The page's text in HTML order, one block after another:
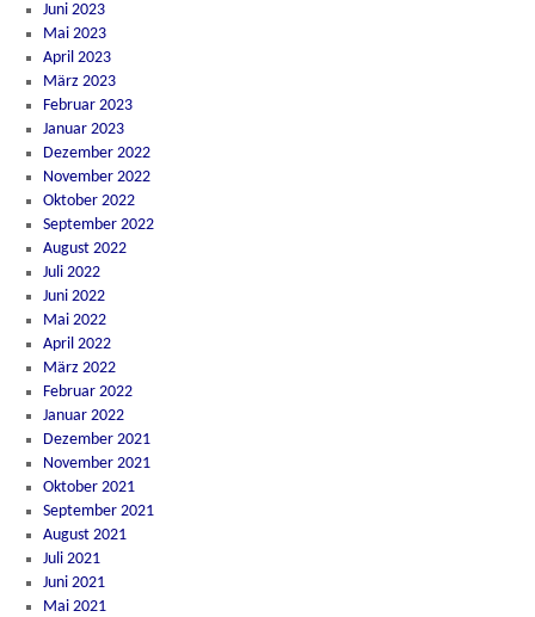
Juni 2023
Mai 2023
April 2023
März 2023
Februar 2023
Januar 2023
Dezember 2022
November 2022
Oktober 2022
September 2022
August 2022
Juli 2022
Juni 2022
Mai 2022
April 2022
März 2022
Februar 2022
Januar 2022
Dezember 2021
November 2021
Oktober 2021
September 2021
August 2021
Juli 2021
Juni 2021
Mai 2021